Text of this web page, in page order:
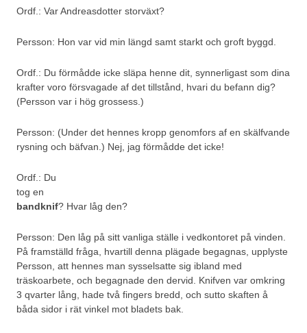
Ordf.: Var Andreasdotter storväxt?
Persson: Hon var vid min längd samt starkt och groft byggd.
Ordf.: Du förmådde icke släpa henne dit, synnerligast som dina
krafter voro försvagade af det tillstånd, hvari du befann dig?
(Persson var i hög grossess.)
Persson: (Under det hennes kropp genomfors af en skälfvande
rysning och bäfvan.) Nej, jag förmådde det icke!
Ordf.: Du
tog en
bandknif? Hvar låg den?
Persson: Den låg på sitt vanliga ställe i vedkontoret på vinden.
På framställd fråga, hvartill denna plägade begagnas, upplyste
Persson, att hennes man sysselsatte sig ibland med
träskoarbete, och begagnade den dervid. Knifven var omkring
3 qvarter lång, hade två fingers bredd, och sutto skaften å
båda sidor i rät vinkel mot bladets bak.